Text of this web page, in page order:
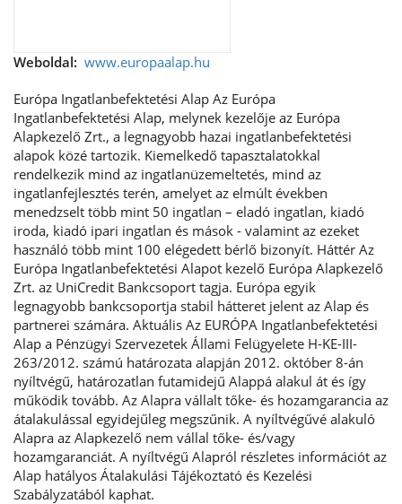
Weboldal: www.europaalap.hu
Európa Ingatlanbefektetési Alap Az Európa
Ingatlanbefektetési Alap, melynek kezelője az Európa
Alapkezelő Zrt., a legnagyobb hazai ingatlanbefektetési
alapok közé tartozik. Kiemelkedő tapasztalatokkal
rendelkezik mind az ingatlanüzemeltetés, mind az
ingatlanfejlesztés terén, amelyet az elmúlt években
menedzselt több mint 50 ingatlan – eladó ingatlan, kiadó
iroda, kiadó ipari ingatlan és mások - valamint az ezeket
használó több mint 100 elégedett bérlő bizonyít. Háttér Az
Európa Ingatlanbefektetési Alapot kezelő Európa Alapkezelő
Zrt. az UniCredit Bankcsoport tagja. Európa egyik
legnagyobb bankcsoportja stabil hátteret jelent az Alap és
partnerei számára. Aktuális Az EURÓPA Ingatlanbefektetési
Alap a Pénzügyi Szervezetek Állami Felügyelete H-KE-III-
263/2012. számú határozata alapján 2012. október 8-án
nyíltvégű, határozatlan futamidejű Alappá alakul át és így
működik tovább. Az Alapra vállalt tőke- és hozamgarancia az
átalakulással egyidejűleg megszűnik. A nyíltvégűvé alakuló
Alapra az Alapkezelő nem vállal tőke- és/vagy
hozamgaranciát. A nyíltvégű Alapról részletes információt az
Alap hatályos Átalakulási Tájékoztató és Kezelési
Szabályzatából kaphat.